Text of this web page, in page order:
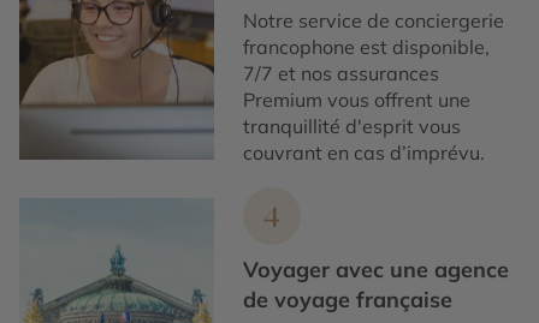
Notre service de conciergerie
francophone est disponible,
7/7 et nos assurances
Premium vous offrent une
tranquillité d'esprit vous
couvrant en cas d’imprévu.
4
Voyager avec une agence
de voyage française